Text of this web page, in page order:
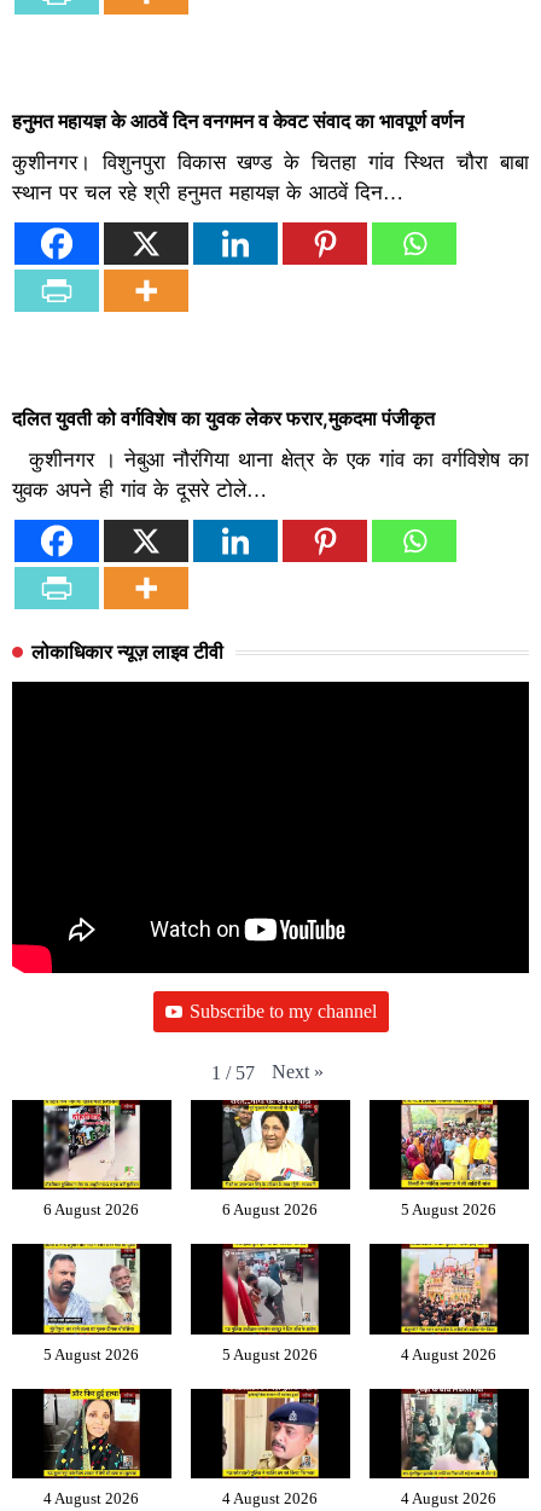
हनुमत महायज्ञ के आठवें दिन वनगमन व केवट संवाद का भावपूर्ण वर्णन
कुशीनगर। विशुनपुरा विकास खण्ड के चितहा गांव स्थित चौरा बाबा
स्थान पर चल रहे श्री हनुमत महायज्ञ के आठवें दिन…
दलित युवती को वर्गविशेष का युवक लेकर फरार,मुकदमा पंजीकृत
कुशीनगर । नेबुआ नौरंगिया थाना क्षेत्र के एक गांव का वर्गविशेष का
युवक अपने ही गांव के दूसरे टोले…
लोकाधिकार न्यूज़ लाइव टीवी
Subscribe to my channel
1 / 57 Next »
6 August 2026 6 August 2026 5 August 2026
5 August 2026 5 August 2026 4 August 2026
4 August 2026 4 August 2026 4 August 2026